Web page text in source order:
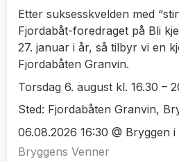
Etter suksesskvelden med
Fjordabåt-foredraget på Bli
27. januar i år, så tilbyr vi en
Fjordabåten Granvin.
Torsdag 6. august kl. 16.30 –
Sted: Fjordabåten Granvin,
06.08.2026 16:30 @ Bryggen i
Bryggens Venner